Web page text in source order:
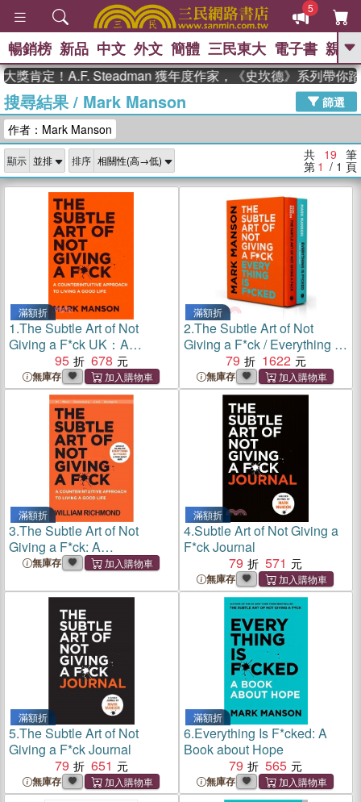
5
GO
熱搜： 高希均教授回憶錄
、 The Odyssey 、 父親節 、 如果歷
獎 臺灣漫遊錄 、 方念華 、 台灣的李
登輝時代
數學女孩：黎曼猜想 、
偉大的迷走神經
暢銷榜 新品 中文 外文 簡體 三民東大 電子書 親子
肯定！A.F. Steadman 獲年度作家，《史坎德》系列帶你踏上
搜尋結果/ Mark Manson
篩選
作者：Mark Manson
顯示 排序 共 19 筆
第 1 / 1 頁
滿額折
1.The Subtle Art of Not
Giving a F*ck UK：A
Counterintuitive Approach to
Living a Good Life
95 678
無庫存
滿額折
2.The Subtle Art of Not
Giving a F*ck / Everything Is
F*cked Box Set
79 1622
無庫存
滿額折
3.The Subtle Art of Not
Giving a F*ck: A
Counterintuitive Approach to
Summary and Analysis)
無庫存
滿額折
4.Subtle Art of Not Giving a
F*ck Journal
79
571
無庫存
滿額折
5.The Subtle Art of Not
Giving a F*ck Journal
79
651
無庫存
滿額折
6.Everything Is F*cked: A
Book about Hope
79
565
無庫存